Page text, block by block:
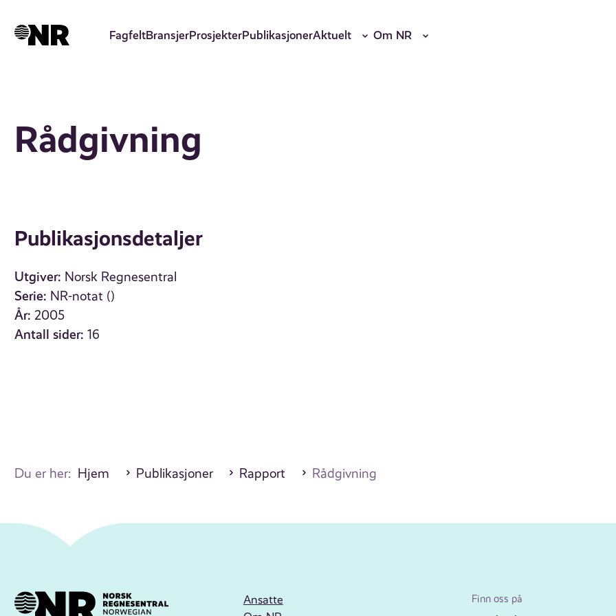
hovedinnhold
FagfeltBransjerProsjekterPublikasjonerAktuelt Om NR
Rådgivning
Publikasjonsdetaljer
Utgiver: Norsk Regnesentral
Serie: NR-notat ()
År: 2005
Antall sider: 16
Du er her: Hjem Publikasjoner Rapport Rådgivning
Ansatte
Finn oss på